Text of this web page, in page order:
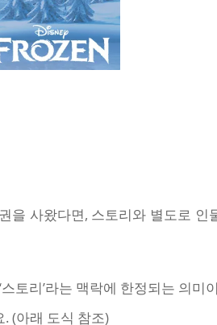
을 사왔다면, 스토리와 별도로 인
토리’라는 맥락에 한정되는 의미
(아래 도식 참조)